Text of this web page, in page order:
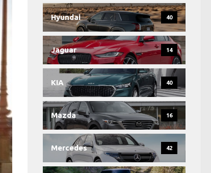
Hyundai 40
Jaguar 14
KIA 40
Mazda 16
Mercedes 42